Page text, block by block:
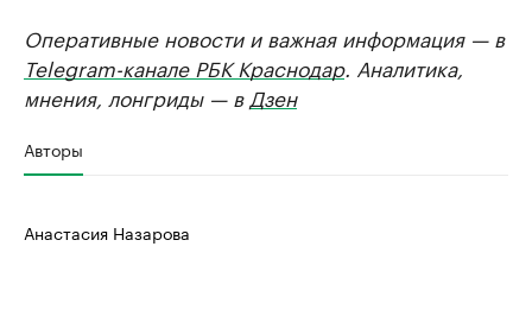
Оперативные новости и важная информация — в
Telegram-канале РБК Краснодар. Аналитика,
мнения, лонгриды — в Дзен
Авторы
Анастасия Назарова